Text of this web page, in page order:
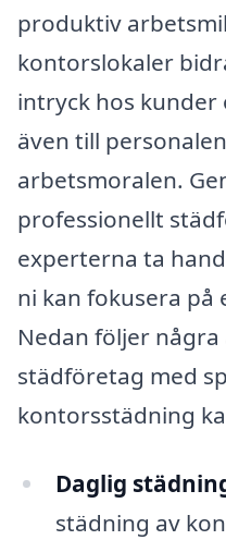
produktiv
kontorslokaler
intryck hos kunder
även till
arbetsmoralen.
professionellt
experterna ta
ni kan fokusera på
Nedan följer
städföretag med
kontorsstädning
Daglig
städning av